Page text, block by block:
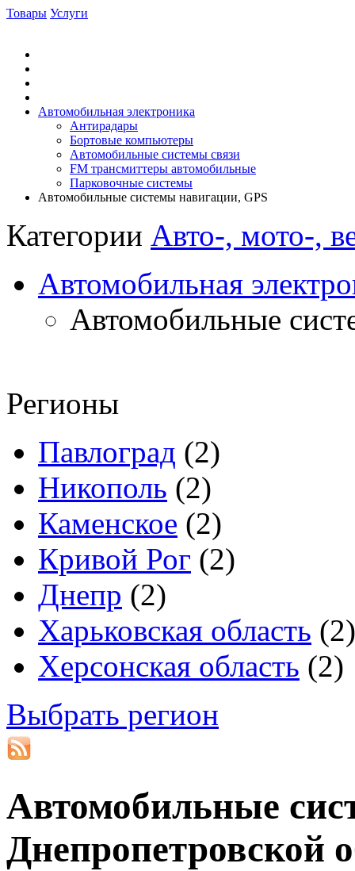
Товары Услуги
Автомобильная электроника
Антирадары
Бортовые компьютеры
Автомобильные системы связи
FM трансмиттеры автомобильные
Парковочные системы
Автомобильные системы навигации, GPS
Категории Авто-, мото-,
Автомобильная
Автомобильные
Регионы
Павлоград (2)
Никополь (2)
Каменское (2)
Кривой Рог (2)
Днепр (2)
Харьковская область (2)
Херсонская область (2)
Выбрать регион
Автомобильные
Днепропетровской